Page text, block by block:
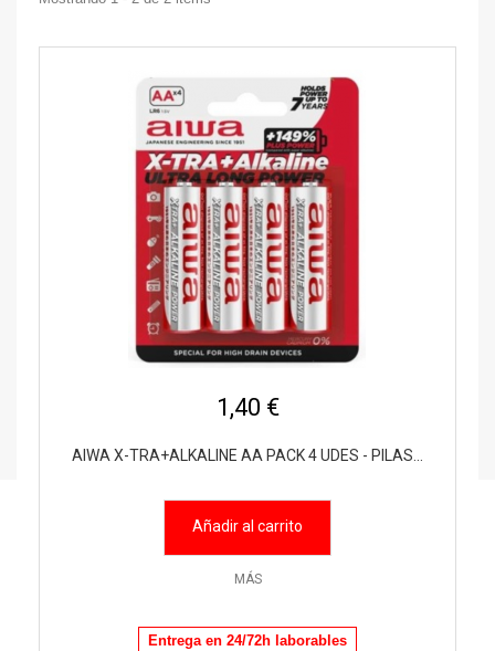
1,40 €
AIWA X-TRA+ALKALINE AA PACK 4 UDES - PILAS...
Añadir al carrito
MÁS
Entrega en 24/72h laborables